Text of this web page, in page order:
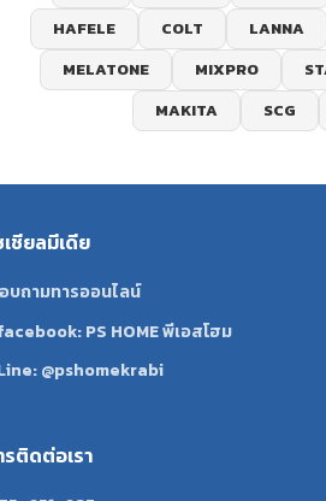
HAFELE
COLT LANNA
MELATONE
MIXPRO
MAKITA
SCG
เชียลมีเดีย
บถามทารออนไลน์
PS HOME พีเอสโฮม
@pshomekrabi
รติดต่อเรา